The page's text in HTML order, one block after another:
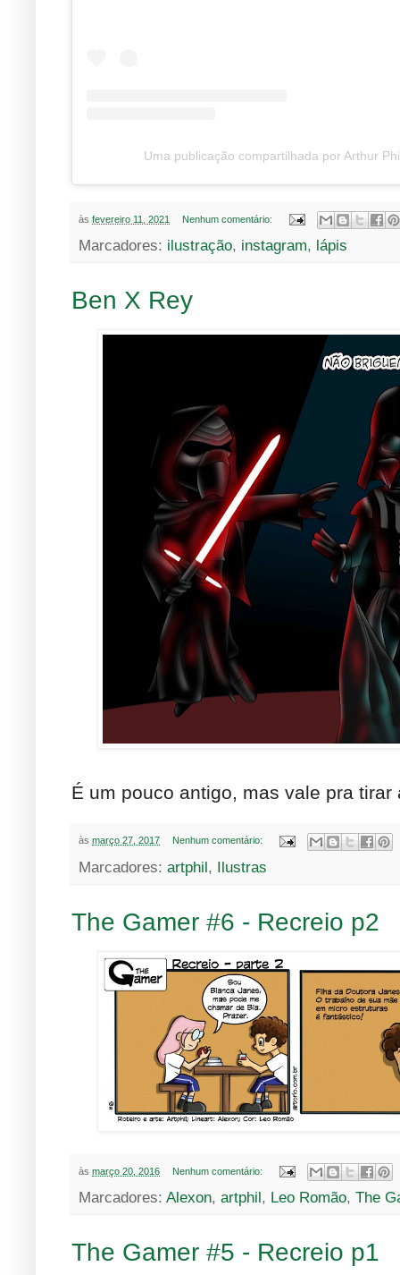
Uma publicação compartilhada por Arthur
às fevereiro 11, 2021 Nenhum comentário:
Marcadores: ilustração, instagram, lápis
Ben X Rey
É um pouco antigo, mas vale pra
às março 27, 2017 Nenhum comentário:
Marcadores: artphil, Ilustras
The Gamer #6 - Recreio p2
às março 20, 2016 Nenhum comentário:
Marcadores: Alexon, artphil , Leo Romão, The
The Gamer #5 - Recreio p1